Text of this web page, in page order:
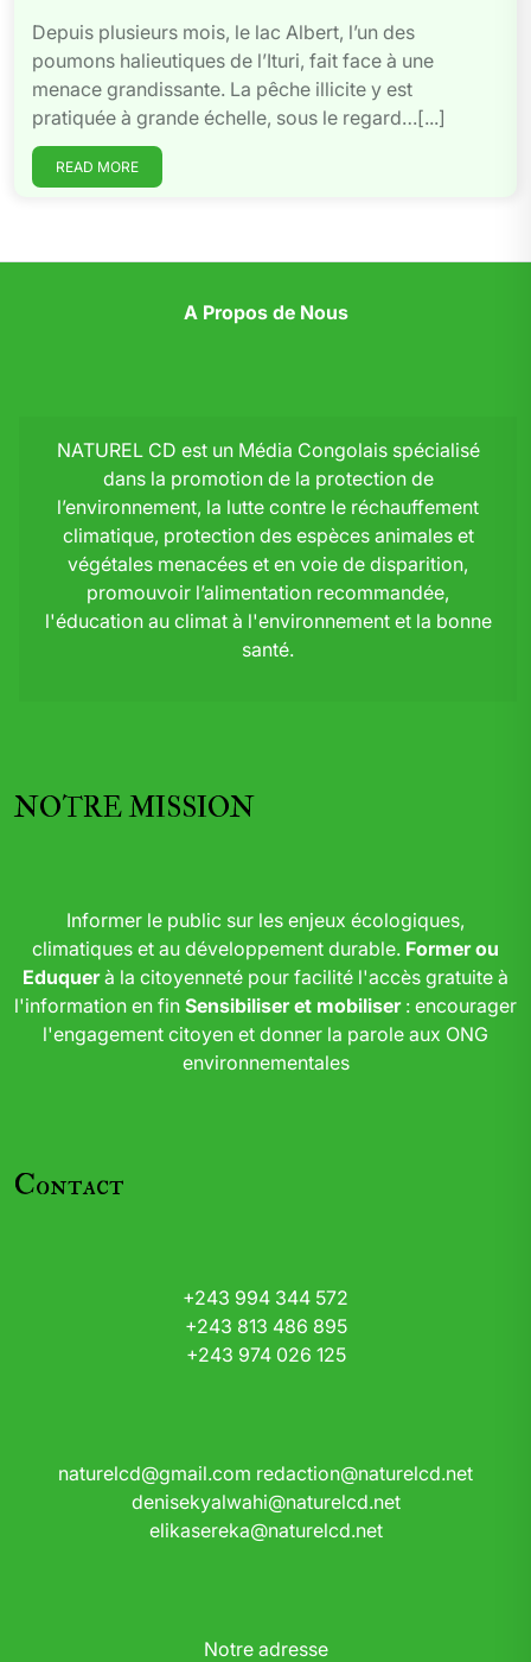
Depuis plusieurs mois, le lac Albert, l’un des
poumons halieutiques de l’Ituri, fait face à une
menace grandissante. La pêche illicite y est
pratiquée à grande échelle, sous le regard…[...]
READ MORE
A Propos de Nous
NATUREL CD est un Média Congolais spécialisé
dans la promotion de la protection de
l’environnement, la lutte contre le réchauffement
climatique, protection des espèces animales et
végétales menacées et en voie de disparition,
promouvoir l’alimentation recommandée,
l'éducation au climat à l'environnement et la bonne
santé.
NOTRE MISSION
Informer le public sur les enjeux écologiques,
climatiques et au développement durable. Former ou
Eduquerà la citoyenneté pour facilité l'accès gratuite à
l'information en fin Sensibiliser et mobiliser: encourager
l'engagement citoyen et donner la parole aux ONG
environnementales
Contact
+243 994 344 572
+243 813 486 895
+243 974 026 125
naturelcd@gmail.com redaction@naturelcd.net
denisekyalwahi@naturelcd.net
elikasereka@naturelcd.net
Notre adresse